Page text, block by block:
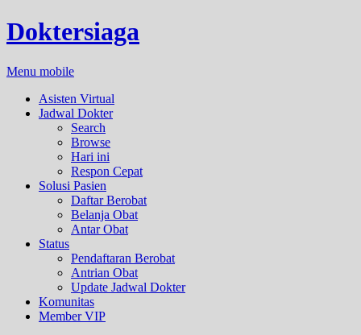
Doktersiaga
Menu mobile
Asisten Virtual
Jadwal Dokter
Search
Browse
Hari ini
Respon Cepat
Solusi Pasien
Daftar Berobat
Belanja Obat
Antar Obat
Status
Pendaftaran Berobat
Antrian Obat
Update Jadwal Dokter
Komunitas
Member VIP